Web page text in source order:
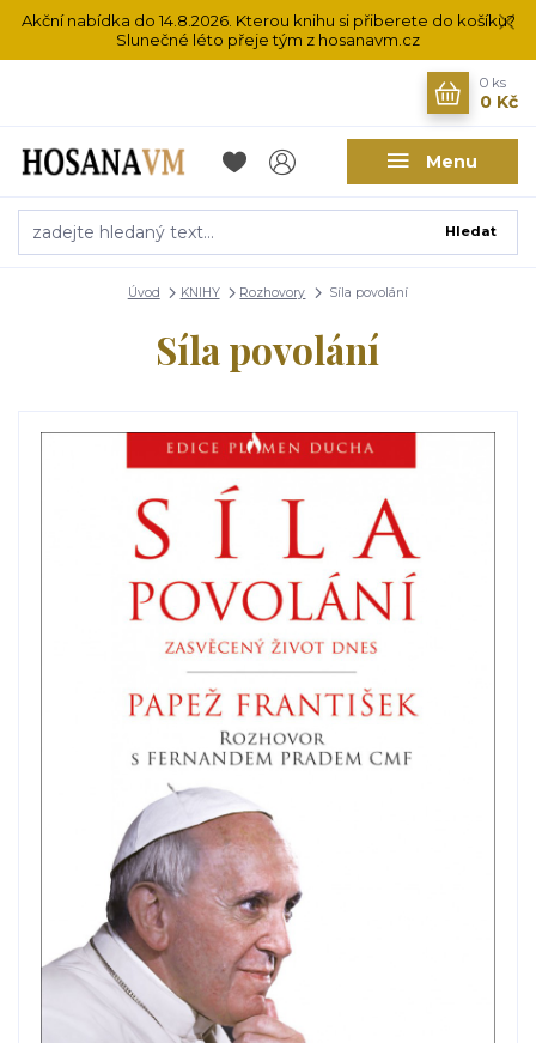
Akční nabídka do 14.8.2026. Kterou knihu si přiberete do košíku?
Slunečné léto přeje tým z hosanavm.cz
Menu
Hledat
0 ks
0 Kč
Úvod KNIHY Rozhovory Síla povolání
Síla povolání